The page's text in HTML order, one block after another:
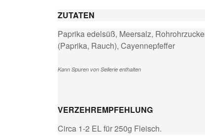
ZUTATEN
Paprika edelsüß, Meersalz,
(Paprika, Rauch), Cayennepfeffer
Kann Spuren von Sellerie enthalten
VERZEHREMPFEHLUNG
Circa 1-2 EL für 250g Fleisch.